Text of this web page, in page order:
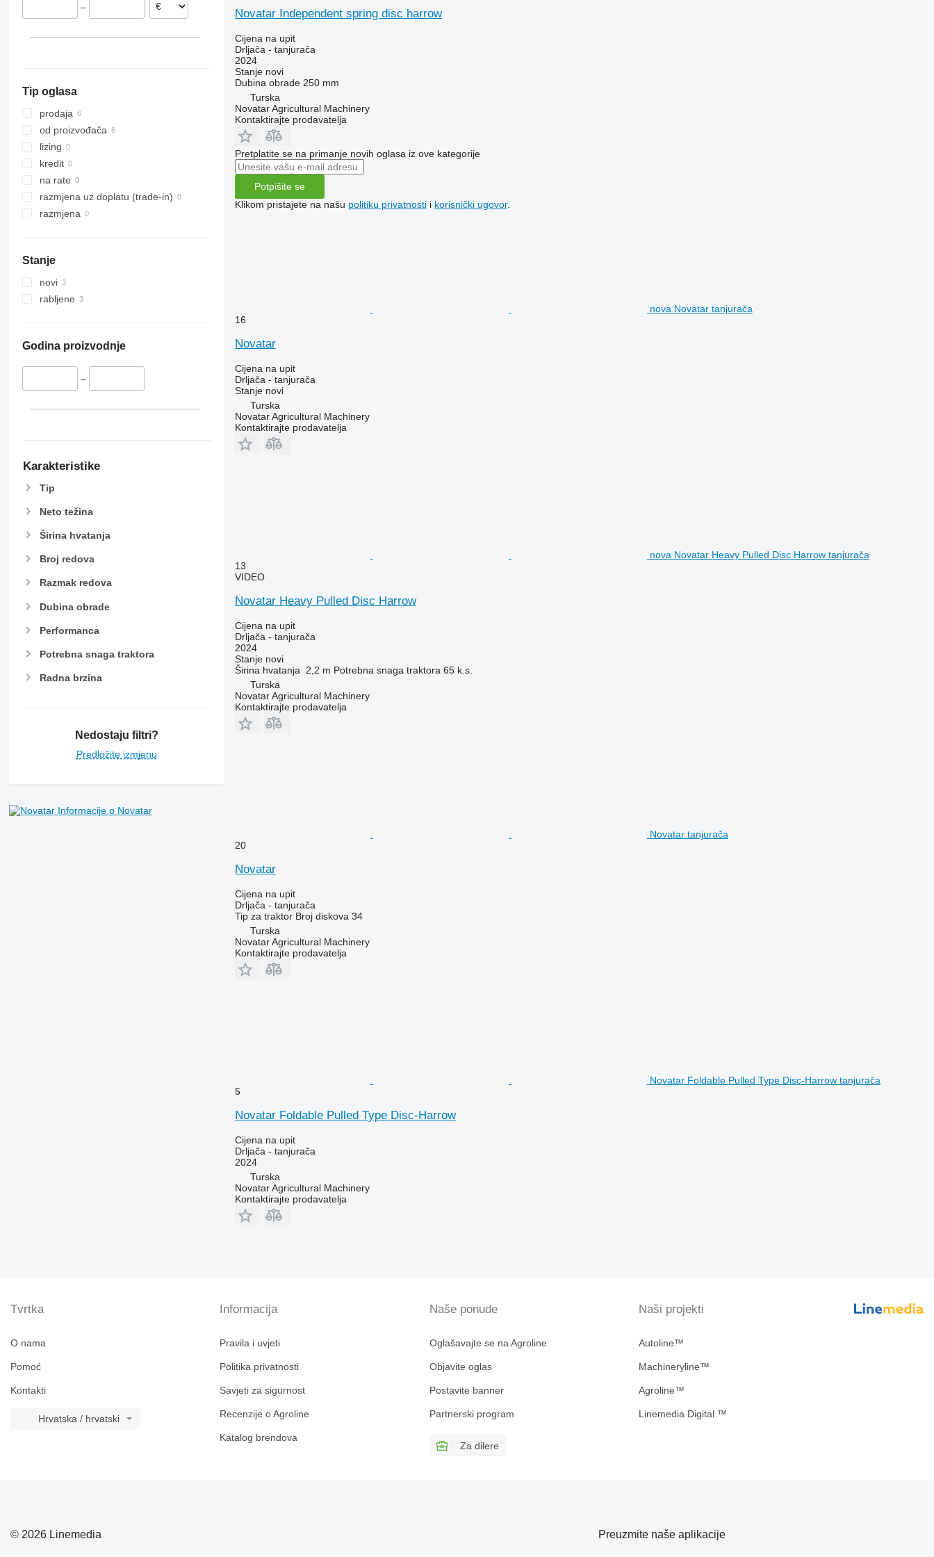
–
Tip oglasa
prodaja
od proizvođača
lizing
kredit
na rate
razmjena uz doplatu (trade-in)
razmjena
Stanje
novi
rabljene
Godina proizvodnje
–
Karakteristike
Tip
Neto težina
Širina hvatanja
Broj redova
Razmak redova
Dubina obrade
Performanca
Potrebna snaga traktora
Radna brzina
Nedostaju filtri?
Predložite izmjenu
Informacije o Novatar
Novatar Independent spring disc harrow
Cijena na upit
Drljača - tanjurača
2024
Stanjenovi
Dubina obrade 250 mm
Turska
Novatar Agricultural Machinery
Kontaktirajte prodavatelja
Pretplatite se na primanje novih oglasa iz ove kategorije
Potpišite se
Klikom pristajete na našu politiku privatnostii korisnički ugovor.
nova Novatar tanjurača
16
Novatar
Cijena na upit
Drljača - tanjurača
Stanjenovi
Turska
Novatar Agricultural Machinery
Kontaktirajte prodavatelja
nova Novatar Heavy Pulled Disc Harrow tanjurača
13
VIDEO
Novatar Heavy Pulled Disc Harrow
Cijena na upit
Drljača - tanjurača
2024
Stanjenovi
Širina hvatanja
2,2 m Potrebna snaga traktora 65 k.s.
Turska
Novatar Agricultural Machinery
Kontaktirajte prodavatelja
Novatar tanjurača
20
Novatar
Cijena na upit
Drljača - tanjurača
Tip za traktor Broj diskova 34
Turska
Novatar Agricultural Machinery
Kontaktirajte prodavatelja
Novatar Foldable Pulled Type Disc-Harrow tanjurača
5
Novatar Foldable Pulled Type Disc-Harrow
Cijena na upit
Drljača - tanjurača
2024
Turska
Novatar Agricultural Machinery
Kontaktirajte prodavatelja
Tvrtka
O nama
Pomoć
Kontakti
Hrvatska / hrvatski
Informacija
Pravila i uvjeti
Politika privatnosti
Savjeti za sigurnost
Recenzije o Agroline
Katalog brendova
Naše ponude
Oglašavajte se na Agroline
Objavite oglas
Postavite banner
Partnerski program
Za dilere
Naši projekti
Autoline™
Machineryline™
Agroline™
Linemedia Digital ™
© 2026 Linemedia Preuzmite naše aplikacije